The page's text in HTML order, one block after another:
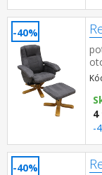
-40%
4
-
-40%